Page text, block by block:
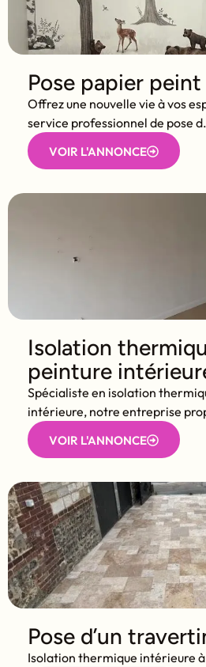
Pose papier peint
Offrez une nouvelle vie à vos
service professionnel de pose
VOIR L'ANNONCE
Isolation
peinture
Spécialiste en isolation
intérieure, notre entreprise
VOIR L'ANNONCE
Pose d’un
Isolation thermique intérieure à